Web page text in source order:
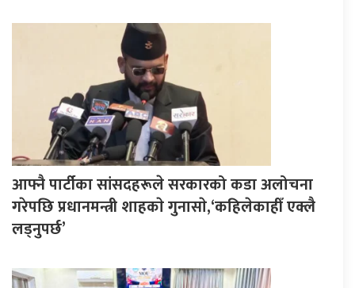
आफ्नै पार्टीका सांसदहरूले सरकारको कडा अलोचना
गरेपछि प्रधानमन्त्री शाहकाे गुनासाे,‘कहिलेकाहीँ एक्लै
लड्नुपर्छ’